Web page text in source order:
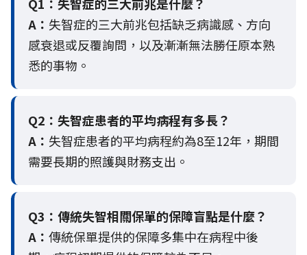
A： 失智症的三大前兆包括缺乏病識感、方向
感衰退或反覆詢問，以及漸漸無法勝任原本熟
悉的事物。
Q2： 失智症患者的平均病程有多長？
A： 失智症患者的平均病程約為8至12年，期間
需要長期的照護與財務支出。
Q3： 傳統失智相關保單的保障盲點是什麼？
A： 傳統保單提供的保障多集中在病程中後